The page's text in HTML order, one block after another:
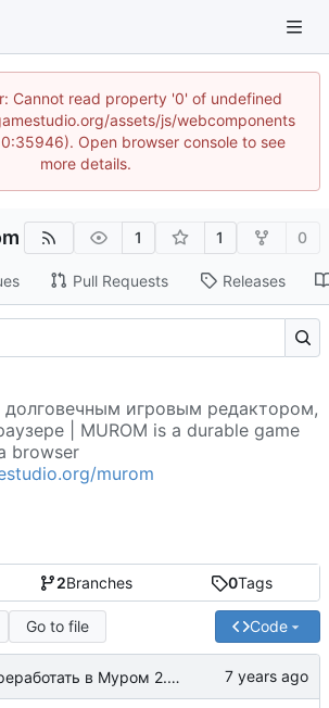
Cannot read property '0' of undefined
assets/js/webcomponents
Open browser console to see
more details.
1 1 0
Pull Requests Releases
2Branches 0Tags
Go to file Code
Переработать в Муром 2.0.0
игровым редактором,
| MUROM is a durable game
browser
murom